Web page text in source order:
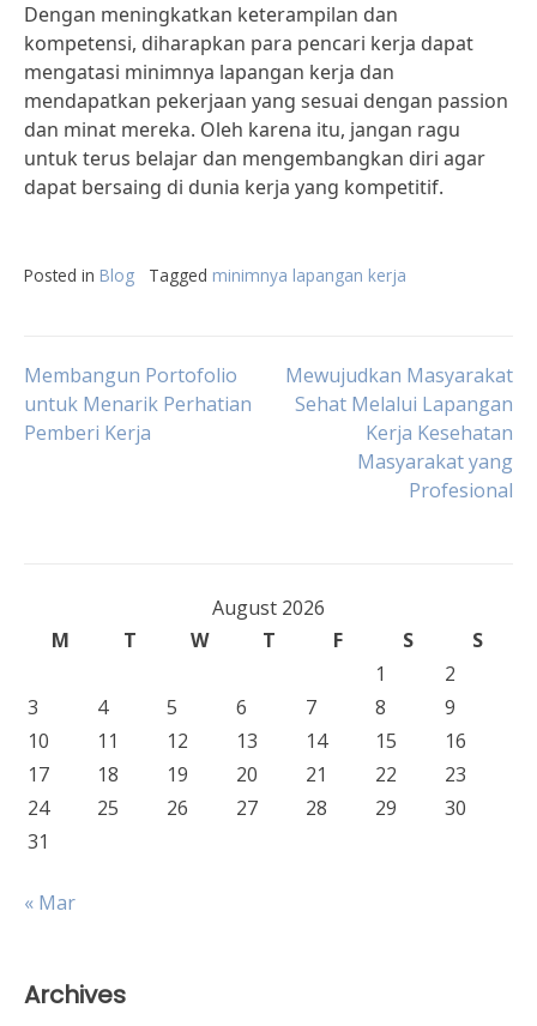
Dengan meningkatkan keterampilan dan
kompetensi, diharapkan para pencari kerja dapat
mengatasi minimnya lapangan kerja dan
mendapatkan pekerjaan yang sesuai dengan passion
dan minat mereka. Oleh karena itu, jangan ragu
untuk terus belajar dan mengembangkan diri agar
dapat bersaing di dunia kerja yang kompetitif.
Posted in Blog Tagged minimnya lapangan kerja
Post
navigation
Membangun Portofolio
untuk Menarik Perhatian
Pemberi Kerja
Mewujudkan Masyarakat
Sehat Melalui Lapangan
Kerja Kesehatan
Masyarakat yang
Profesional
August 2026
M
T W T F S
S
1
2
3
4 5 6 7 8
9
10
11 12 13 14 15
16
17
18 19 20 21 22
23
24
25 26 27 28 29
30
31
« Mar
Archives